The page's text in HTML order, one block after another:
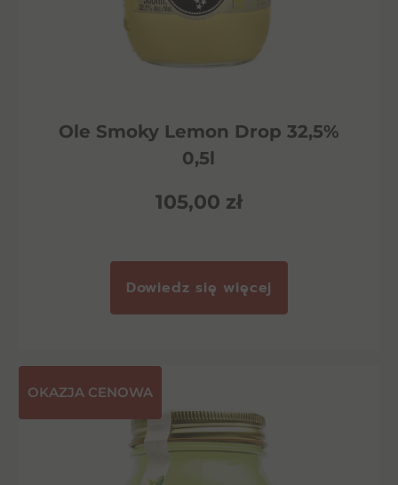
Ole Smoky Lemon Drop 32,5%
0,5l
105,00 zł
Dowiedz się więcej
OKAZJA CENOWA